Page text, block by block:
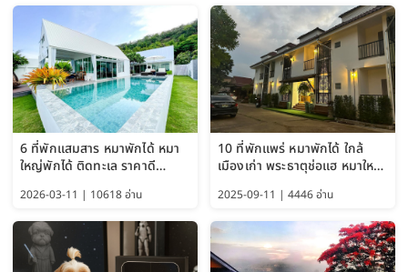
6 ที่พักแสมสาร หมาพักได้ หมา
ใหญ่พักได้ ติดทะเล ราคาดี
2026-03-11 | 10618 อ่าน
10 ที่พักแพร่ หมาพักได้ ใกล้
เมืองเก่า พระธาตุช่อแฮ หมาใหญ่
2025-09-11 | 4446 อ่าน